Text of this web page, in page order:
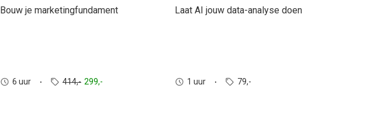
Bouw je marketingfundament
6 uur 414,- 299,-
Laat AI jouw data-analyse doen
1 uur 79,-